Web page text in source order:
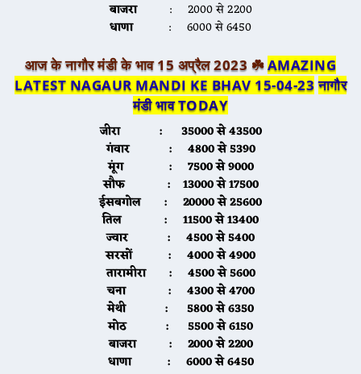
बाजरा: 2000 से 2200
धाणा: 6000 से 6450
आज के नागौर मंडी के भाव 15 अप्रैल 2023 ☘️AMAZING
LATEST NAGAUR MANDI KE BHAV 15-04-23 नागौर
मंडी भाव TODAY
जीरा : 35000 से 43500
गंवार : 4800 से 5390
मूंग : 7500 से 9000
सौफ : 13000 से 17500
ईसबगोल : 20000 से 25600
तिल : 11500 से 13400
ज्वार : 4500 से 5400
सरसों : 4000 से 4900
तारामीरा : 4500 से 5600
चना : 4300 से 4700
मेथी : 5800 से 6350
मोठ : 5500 से 6150
बाजरा : 2000 से 2200
धाणा : 6000 से 6450